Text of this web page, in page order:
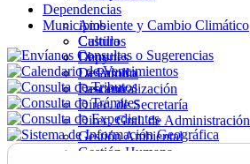
Dependencias
Ambiente y Cambio Climático
Cultura
Deportes
Desarrollo
Descentralización
Direc. de Secretaría
Direc. Gral. de Administración
Gestión Ambiental
Gestión Humana
Municipios
Castillos
Chuy
La Paloma
Lascano